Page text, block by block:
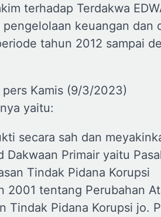
terhadap Terdakwa
pengelolaan keuangan dan
tahun 2012 sampai
Kamis (9/3/2023)
yaitu:
secara sah dan
Primair yaitu
Tindak Pidana Korupsi
2001 tentang Perubahan
Tindak Pidana Korupsi jo.